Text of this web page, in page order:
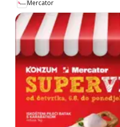
Mercator